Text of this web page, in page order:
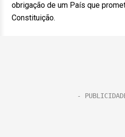
obrigação de um País que
Constituição.